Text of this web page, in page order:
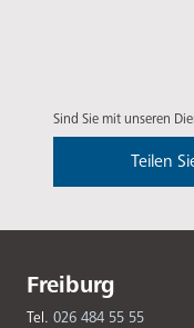
Sind Sie mit unseren
Teilen
Freiburg
Tel. 026 484 55 55